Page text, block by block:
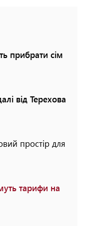
прибрати сім
від Терехова
простір для
тарифи на